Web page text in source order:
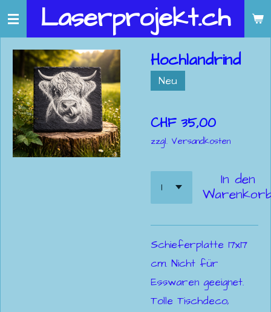
Zum
springen
Laserprojekt.ch
Hochlandrind
Neu
CHF 35,00
zzgl. Versandkosten
In den
Schieferplatte 17x17
cm. Nicht für
Esswaren geeignet.
Tolle Tischdeco,